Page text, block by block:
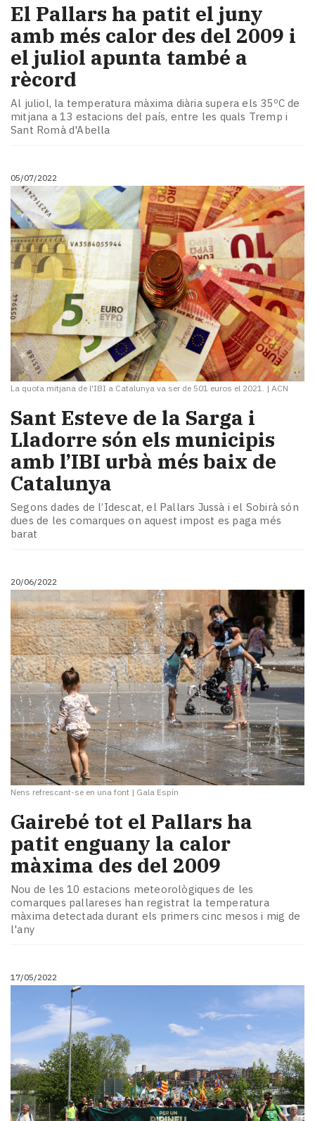
El Pallars ha patit el juny
amb més calor des del 2009 i
el juliol apunta també a
rècord
Al juliol, la temperatura màxima diària supera els 35ºC de
mitjana a 13 estacions del país, entre les quals Tremp i
Sant Romà d'Abella
05/07/2022
La quota mitjana de l'IBI a Catalunya va ser de 501 euros el 2021. | ACN
Sant Esteve de la Sarga i
Lladorre són els municipis
amb l’IBI urbà més baix de
Catalunya
Segons dades de l’Idescat, el Pallars Jussà i el Sobirà són
dues de les comarques on aquest impost es paga més
barat
20/06/2022
Nens refrescant-se en una font | Gala Espín
Gairebé tot el Pallars ha
patit enguany la calor
màxima des del 2009
Nou de les 10 estacions meteorològiques de les
comarques pallareses han registrat la temperatura
màxima detectada durant els primers cinc mesos i mig de
l'any
17/05/2022